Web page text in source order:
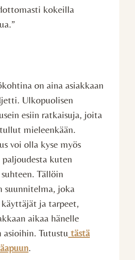
kokeilla
on aina asiakkaan
Ulkopuolisen
esiin ratkaisuja, joita
mieleenkään.
voi olla kyse myös
kuten
Tällöin
suunnitelma, joka
ja tarpeet,
aikaa hänelle
Tutustu tästä
.